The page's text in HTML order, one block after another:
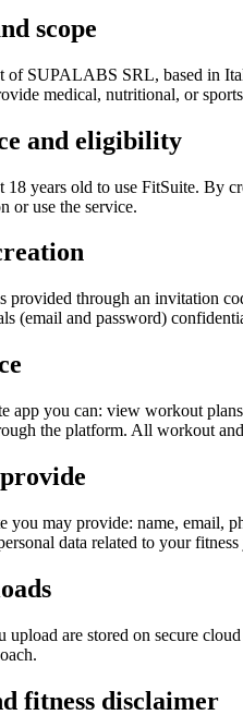
scope
of SUPALABS SRL, based in
medical, nutritional, or
and eligibility
18 years old to use FitSuite. By
or use the service.
provided through an invitation
(email and password)
app you can: view workout
the platform. All workout
you may provide: name, email,
data related to your
upload are stored on secure
fitness disclaimer